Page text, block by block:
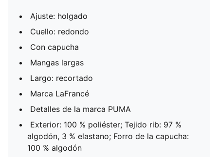
Ajuste: holgado
Cuello: redondo
Con capucha
Mangas largas
Largo: recortado
Marca LaFrancé
Detalles de la marca PUMA
Exterior: 100 % poliéster; Tejido rib: 97 %
algodón, 3 % elastano; Forro de la capucha:
100 % algodón